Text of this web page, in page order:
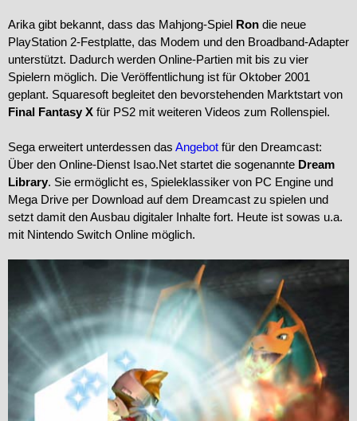
Arika gibt bekannt, dass das Mahjong-Spiel Ron die neue
PlayStation 2-Festplatte, das Modem und den Broadband-Adapter
unterstützt. Dadurch werden Online-Partien mit bis zu vier
Spielern möglich. Die Veröffentlichung ist für Oktober 2001
geplant. Squaresoft begleitet den bevorstehenden Marktstart von
Final Fantasy X für PS2 mit weiteren Videos zum Rollenspiel.
Sega erweitert unterdessen das Angebot für den Dreamcast:
Über den Online-Dienst Isao.Net startet die sogenannte Dream
Library. Sie ermöglicht es, Spieleklassiker von PC Engine und
Mega Drive per Download auf dem Dreamcast zu spielen und
setzt damit den Ausbau digitaler Inhalte fort. Heute ist sowas u.a.
mit Nintendo Switch Online möglich.